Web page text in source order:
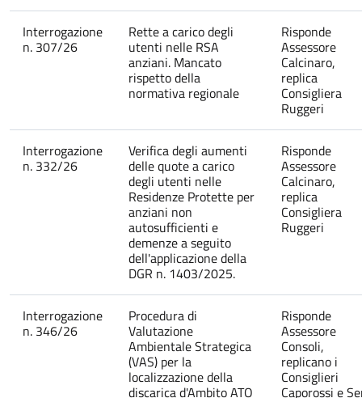
Interrogazione
n. 307/26
Rette a carico degli
utenti nelle RSA
anziani. Mancato
rispetto della
normativa regionale
Risponde
Assessore
Calcinaro,
replica
Consigliera
Ruggeri
Interrogazione
n. 332/26
Verifica degli aumenti
delle quote a carico
degli utenti nelle
Residenze Protette per
anziani non
autosufficienti e
demenze a seguito
dell'applicazione della
DGR n. 1403/2025.
Risponde
Assessore
Calcinaro,
replica
Consigliera
Ruggeri
Interrogazione
n. 346/26
Procedura di
Valutazione
Ambientale Strategica
(VAS) per la
localizzazione della
discarica d'Ambito ATO
Risponde
Assessore
Consoli,
replicano i
Consiglieri
Caporossi e